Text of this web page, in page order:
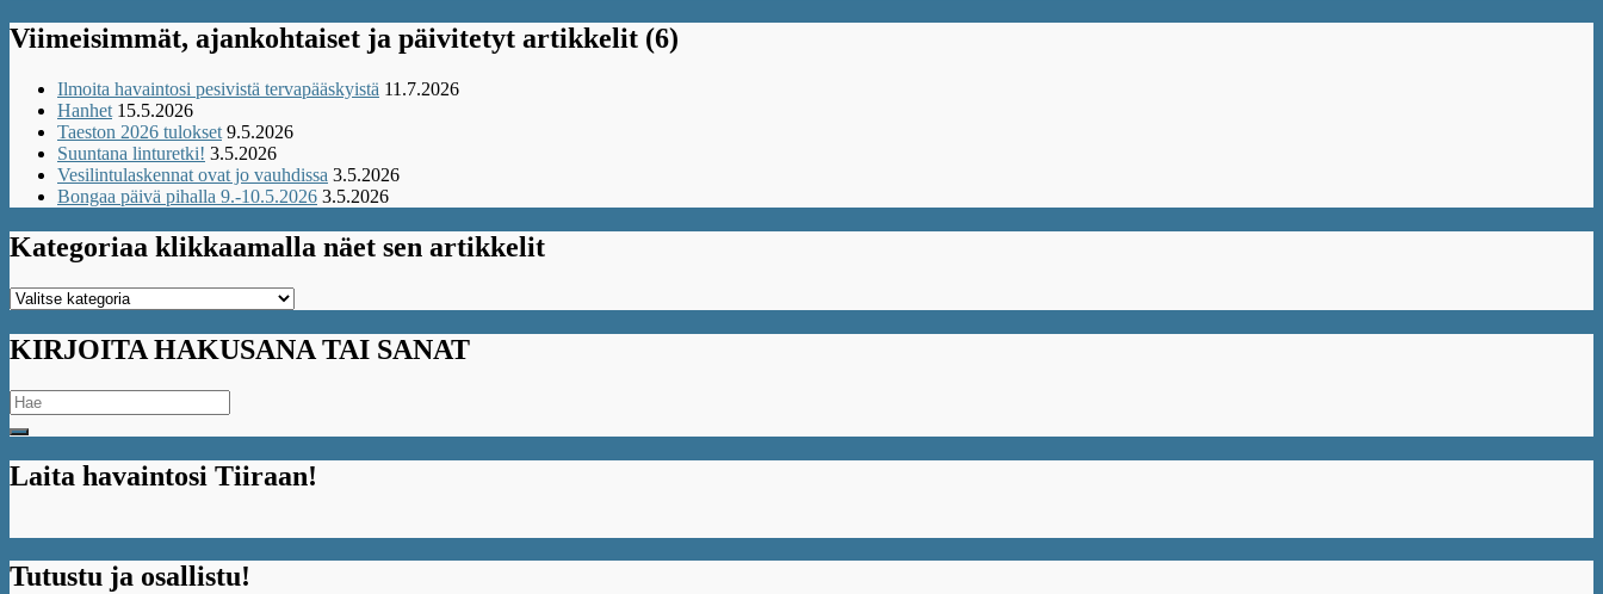
Viimeisimmät, ajankohtaiset ja päivitetyt artikkelit (6)
Ilmoita havaintosi pesivistä tervapääskyistä 11.7.2026
Hanhet 15.5.2026
Taeston 2026 tulokset 9.5.2026
Suuntana linturetki! 3.5.2026
Vesilintulaskennat ovat jo vauhdissa 3.5.2026
Bongaa päivä pihalla 9.-10.5.2026 3.5.2026
Kategoriaa klikkaamalla näet sen artikkelit
Kategoriaa
näet
sen
KIRJOITA HAKUSANA TAI SANAT
Search
for:
Laita havaintosi Tiiraan!
Tutustu ja osallistu!